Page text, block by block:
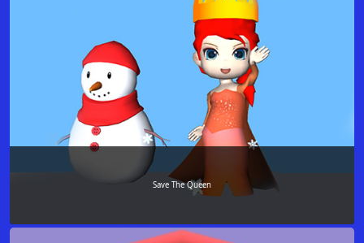
Save The Queen